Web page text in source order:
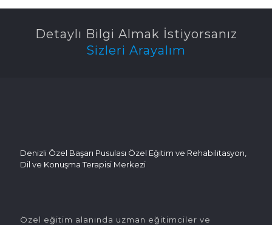
Detaylı Bilgi Almak İstiyorsanız
Sizleri Arayalım
Denizli Özel Başarı Pusulası Özel Eğitim ve Rehabilitasyon,
Dil ve Konuşma Terapisi Merkezi
Özel eğitim alanında uzman eğitimciler ve